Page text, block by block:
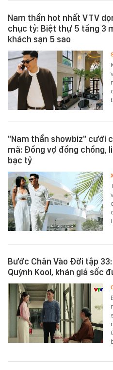
Nam thần hot nhất VTV
chục tỷ: Biệt thự 5 tầng 3
khách sạn 5 sao
"Nam thần showbiz" cưới
mã: Đồng vợ đồng chồng,
bạc tỷ
Bước Chân Vào Đời tập
Quỳnh Kool, khán giả sốc